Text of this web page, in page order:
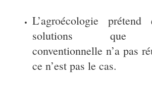
L’agroécologie
solutions que
conventionnelle n’a pas
ce n’est pas le cas.